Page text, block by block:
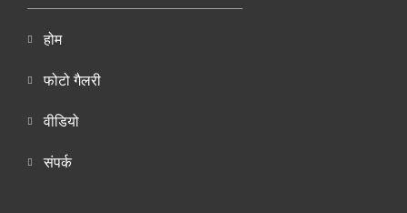
होम
फोटो गैलरी
वीडियो
संपर्क